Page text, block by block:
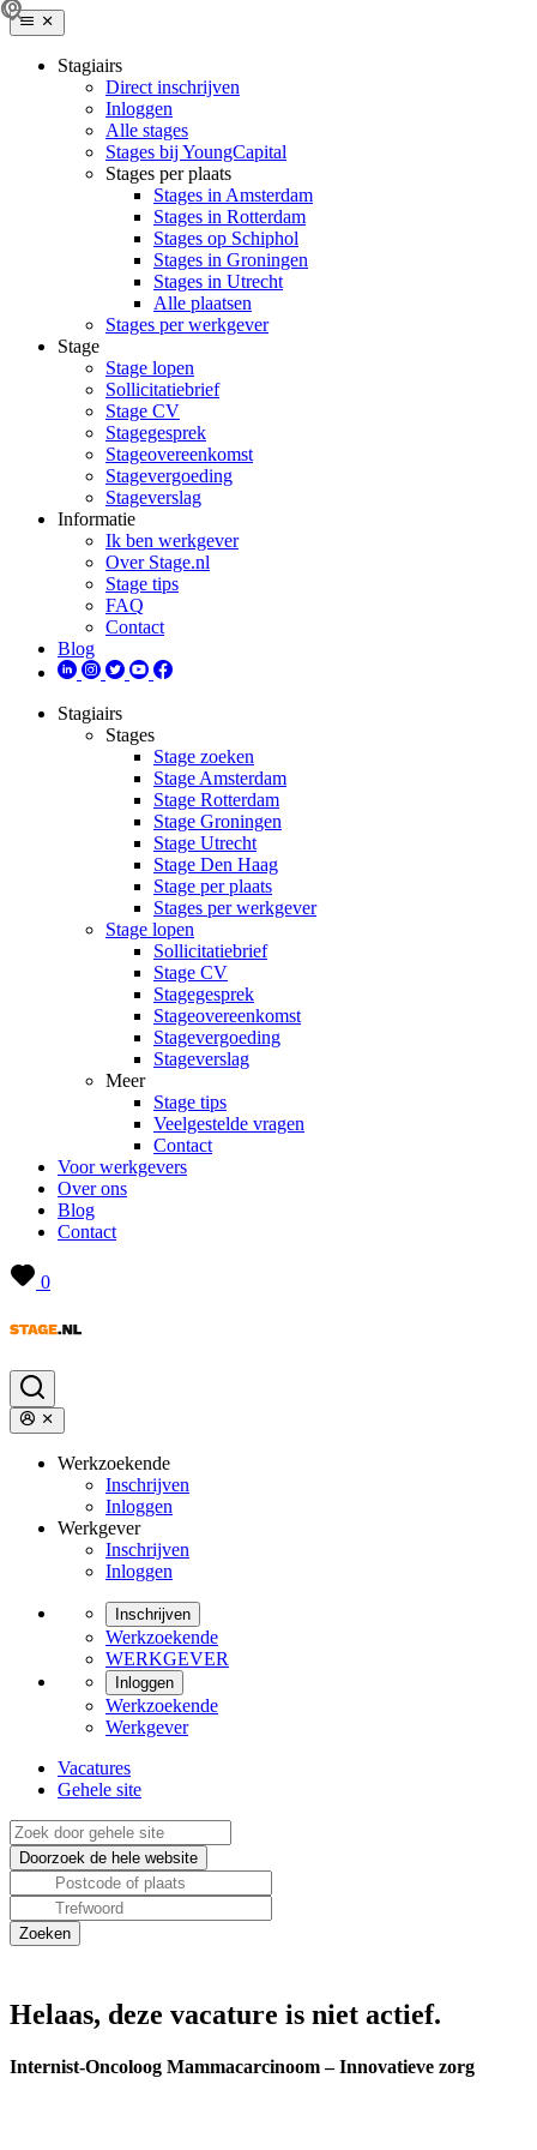
Stagiairs
Direct inschrijven
Inloggen
Alle stages
Stages bij YoungCapital
Stages per plaats
Stages in Amsterdam
Stages in Rotterdam
Stages op Schiphol
Stages in Groningen
Stages in Utrecht
Alle plaatsen
Stages per werkgever
Stage
Stage lopen
Sollicitatiebrief
Stage CV
Stagegesprek
Stageovereenkomst
Stagevergoeding
Stageverslag
Informatie
Ik ben werkgever
Over Stage.nl
Stage tips
FAQ
Contact
Blog
Stagiairs
Stages
Stage zoeken
Stage Amsterdam
Stage Rotterdam
Stage Groningen
Stage Utrecht
Stage Den Haag
Stage per plaats
Stages per werkgever
Stage lopen
Sollicitatiebrief
Stage CV
Stagegesprek
Stageovereenkomst
Stagevergoeding
Stageverslag
Meer
Stage tips
Veelgestelde vragen
Contact
Voor werkgevers
Over ons
Blog
Contact
0
Werkzoekende
Inschrijven
Inloggen
Werkgever
Inschrijven
Inloggen
Inschrijven
Werkzoekende
WERKGEVER
Inloggen
Werkzoekende
Werkgever
Vacatures
Gehele site
Helaas, deze vacature is niet actief.
Internist-Oncoloog Mammacarcinoom – Innovatieve zorg